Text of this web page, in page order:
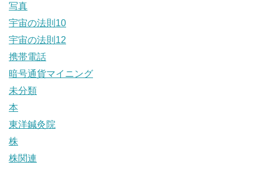
写真
宇宙の法則10
宇宙の法則12
携帯電話
暗号通貨マイニング
未分類
本
東洋鍼灸院
株
株関連